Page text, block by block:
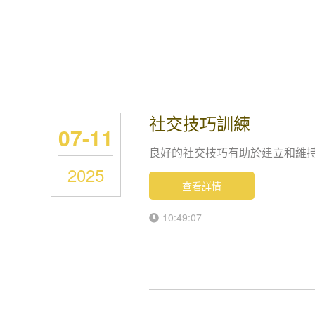
07-11
2025
社交技巧訓練
良好的社交技巧有助於建立和維
查看詳情
10:49:07